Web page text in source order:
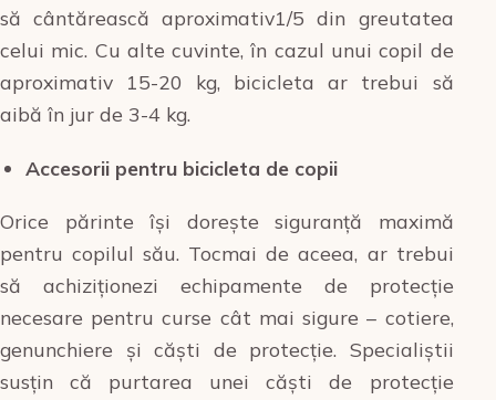
să cântărească aproximativ1/5 din greutatea
celui mic. Cu alte cuvinte, în cazul unui copil de
aproximativ 15-20 kg, bicicleta ar trebui să
aibă în jur de 3-4 kg.
Accesorii pentru bicicleta de copii
Orice părinte își dorește siguranță maximă
pentru copilul său. Tocmai de aceea, ar trebui
să achiziționezi echipamente de protecție
necesare pentru curse cât mai sigure – cotiere,
genunchiere și căști de protecție. Specialiștii
susțin că purtarea unei căști de protecție